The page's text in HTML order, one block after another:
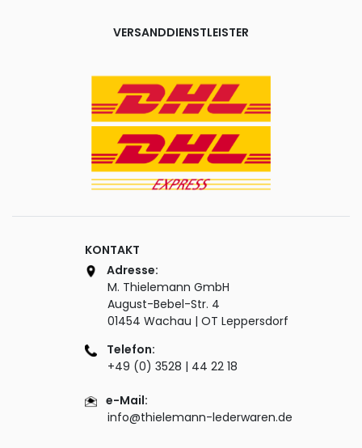
VERSANDDIENSTLEISTER
KONTAKT
Adresse:
M. Thielemann GmbH
August-Bebel-Str. 4
01454 Wachau | OT Leppersdorf
Telefon:
+49 (0) 3528 | 44 22 18
e-Mail:
info@thielemann-lederwaren.de